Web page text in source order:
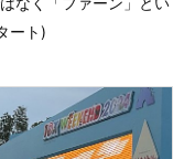
ート)